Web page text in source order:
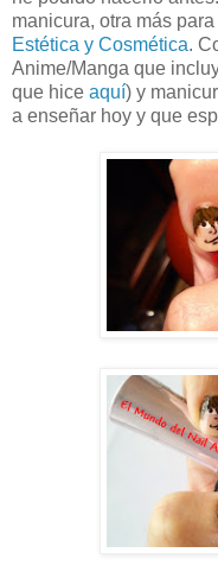
manicura, otra más
Estética y Cosmética.
Anime/Manga que
que hice aquí) y
a enseñar hoy y que